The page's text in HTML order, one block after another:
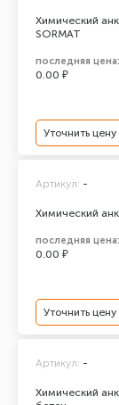
Химический
SORMAT
последняя цена:
0.00 ₽
Уточнить цену
Химический
Артикул: -
последняя цена:
0.00 ₽
Уточнить цену
Химический
Артикул: -